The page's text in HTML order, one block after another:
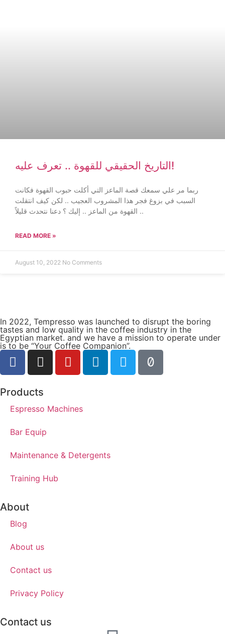
التاريخ الحقيقي للقهوة .. تعرف عليه!
ربما مر علي سمعك قصة الماعز التي أكلت حبوب القهوة فكانت
السبب في بزوغ فجر هذا المشروب العجيب .. لكن كيف انتقلت
القهوة من الماعز .. إليك ؟ دعنا نتحدث قليلاً ..
READ MORE »
August 10, 2022 No Comments
In 2022, Tempresso was launched to disrupt the boring
tastes and low quality in the coffee industry in the
Egyptian market. and we have a mission to operate under
is to be “Your Coffee Companion”.
Products
Espresso Machines​
Bar Equip
Maintenance & Detergents
Training Hub
About
Blog
About us
Contact us
Privacy Policy
Contact us